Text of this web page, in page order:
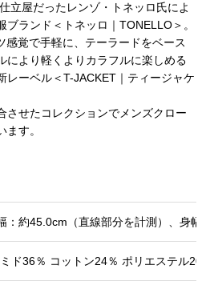
立屋だったレンゾ・トネッロ氏によ
ブランド＜トネッロ｜TONELLO＞。
感覚で手軽に、テーラードをベース
により軽くよりカラフルに楽しめる
レーベル＜T-JACKET｜ティージャケ
させたコレクションでメンズクロー
す。
約45.0cm（直線部分を計測）、身幅
ド36％ コットン24％ ポリエステル20